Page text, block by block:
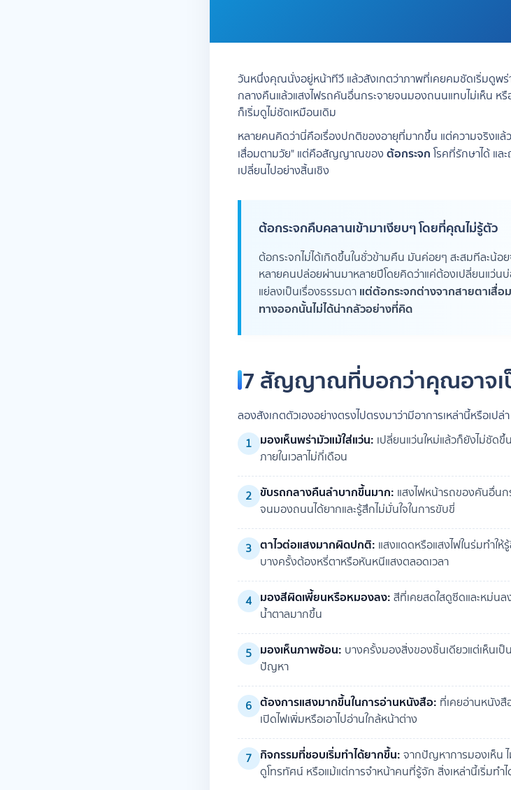
วันหนึ่งคุณนั่งอยู่หน้าทีวี แล้วสังเกตว่าภาพที่เคยคมชัดเริ่มดูพ
กลางคืนแล้วแสงไฟรถคันอื่นกระจายจนมองถนนแทบไม่เห็น
ก็เริ่มดูไม่ชัดเหมือนเดิม
หลายคนคิดว่านี่คือเรื่องปกติของอายุที่มากขึ้น แต่ความจริงแ
เสื่อมตามวัย" แต่คือสัญญาณของ ต้อกระจก โรคที่รักษาได้ แ
เปลี่ยนไปอย่างสิ้นเชิง
ต้อกระจกคืบคลานเข้ามาเงียบๆ โดยที่คุณไม่รู้ตัว
ต้อกระจกไม่ได้เกิดขึ้นในชั่วข้ามคืน มันค่อยๆ สะสมทีละน้อ
หลายคนปล่อยผ่านมาหลายปีโดยคิดว่าแค่ต้องเปลี่ยนแว่น
แย่ลงเป็นเรื่องธรรมดา แต่ต้อกระจกต่างจากสายตาเสื่
ทางออกนั้นไม่ได้น่ากลัวอย่างที่คิด
7 สัญญาณที่บอกว่าคุณอาจเ
ลองสังเกตตัวเองอย่างตรงไปตรงมาว่ามีอาการเหล่านี้หรือเปล่า
1 มองเห็นพร่ามัวแม้ใส่แว่น: เปลี่ยนแว่นใหม่แล้วก็ยังไม่ชัด
ภายในเวลาไม่กี่เดือน
2 ขับรถกลางคืนลำบากขึ้นมาก: แสงไฟหน้ารถของคันอื่นก
จนมองถนนได้ยากและรู้สึกไม่มั่นใจในการขับขี่
3 ตาไวต่อแสงมากผิดปกติ: แสงแดดหรือแสงไฟในร่มทำใ
บางครั้งต้องหรี่ตาหรือหันหนีแสงตลอดเวลา
4 มองสีผิดเพี้ยนหรือหมองลง: สีที่เคยสดใสดูซีดและหม่นล
น้ำตาลมากขึ้น
5 มองเห็นภาพซ้อน: บางครั้งมองสิ่งของชิ้นเดียวแต่เห็นเป็
ปัญหา
6 ต้องการแสงมากขึ้นในการอ่านหนังสือ: ที่เคยอ่านหนัง
เปิดไฟเพิ่มหรือเอาไปอ่านใกล้หน้าต่าง
7 กิจกรรมที่ชอบเริ่มทำได้ยากขึ้น: จากปัญหาการมองเห็น
ดูโทรทัศน์ หรือแม้แต่การจำหน้าคนที่รู้จัก สิ่งเหล่านี้เริ่มทำ